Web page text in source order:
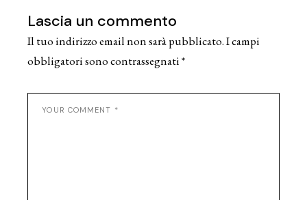
Lascia un commento
Il tuo indirizzo email non sarà pubblicato.I campi
obbligatori sono contrassegnati*